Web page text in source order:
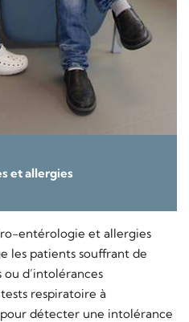
et allergies
entérologie et allergies
les patients souffrant de
d’intolérances
respiratoire à
détecter une intolérance